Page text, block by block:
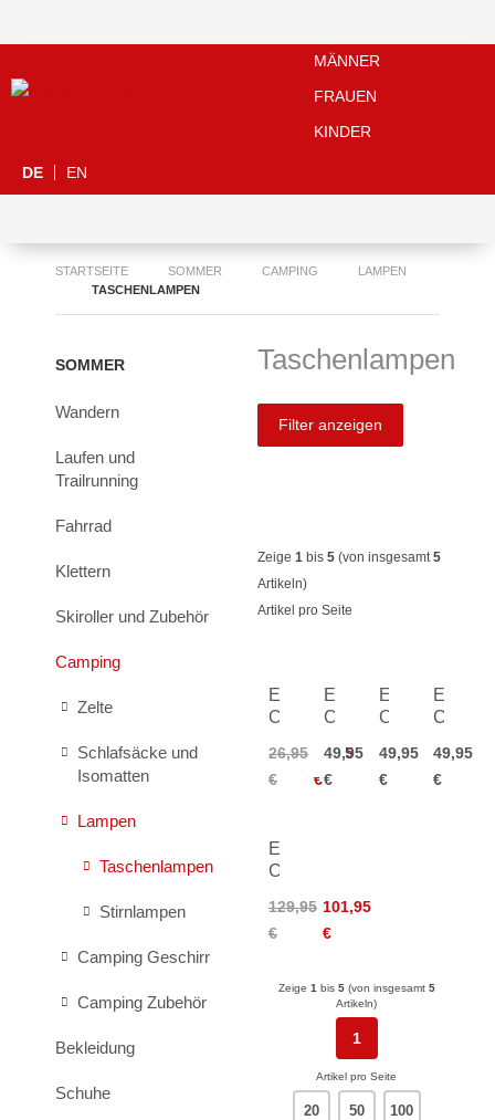
MÄNNER
FRAUEN
KINDER
DE EN
STARTSEITE SOMMER CAMPING
LAMPEN
TASCHENLAMPEN
SOMMER
Wandern
Laufen und
Trailrunning
Fahrrad
Klettern
Skiroller und Zubehör
Camping
Zelte
Schlafsäcke und
Isomatten
Lampen
Taschenlampen
Stirnlampen
Camping Geschirr
Camping Zubehör
Bekleidung
Schuhe
Taschenlampen
Filter anzeigen
Zeige 1 bis 5 (von insgesamt5
Artikeln)
Artikel pro Seite
Exped
Carabine
Pack
26,95
€
17,95
€
Exped
Camp
49,95
€
Exped
Camp
49,95
€
Exped
Camp
49,95
€
Exped
Core
129,95
€
101,95
€
Zeige 1 bis 5(von insgesamt 5
Artikeln)
1
Artikel pro Seite
20 50 100